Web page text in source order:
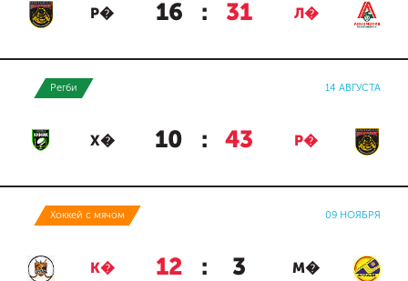
Р� 16 : 31 Л�
Регби 14 АВГУСТА
Х� 10 : 43 Р�
Хоккей с мячом 09 НОЯБРЯ
К� 12 : 3 М�